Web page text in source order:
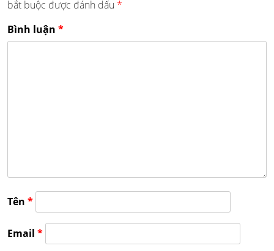
bắt buộc được đánh dấu *
Bình luận *
Tên *
Email *